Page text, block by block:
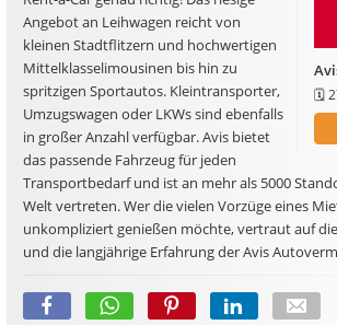
🗓️
Angebot an Leihwagen reicht von
kleinen Stadtflitzern und hochwertigen
Mittelklasselimousinen bis hin zu
spritzigen Sportautos. Kleintransporter,
Umzugswagen oder LKWs sind ebenfalls
in großer Anzahl verfügbar. Avis bietet
das passende Fahrzeug für jeden
Transportbedarf und ist an mehr als 5000
Welt vertreten. Wer die vielen Vorzüge eines
unkompliziert genießen möchte, vertraut auf
und die langjährige Erfahrung der Avis